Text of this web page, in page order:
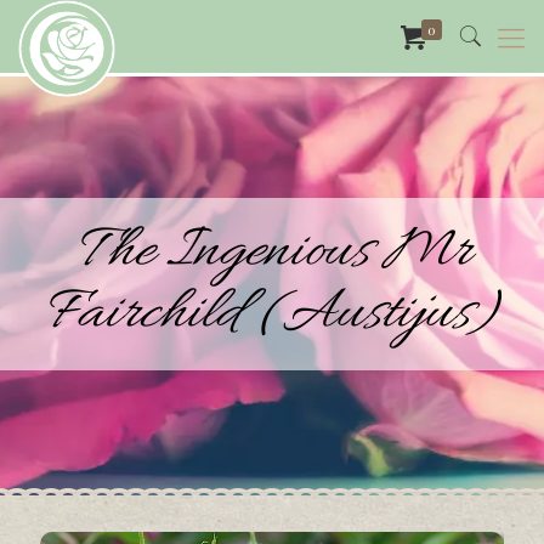
0
The Ingenious Mr
Fairchild (Austijus)